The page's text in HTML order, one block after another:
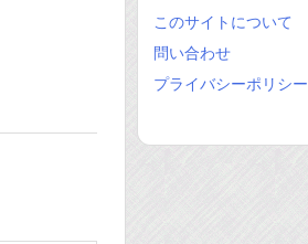
このサイトについて
問い合わせ
プライバシーポリシー